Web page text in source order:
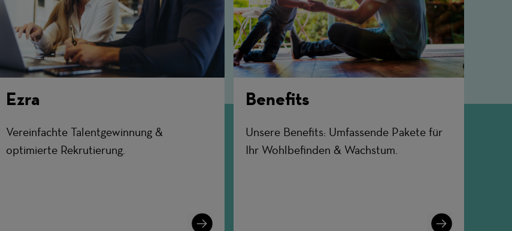
Ezra
Vereinfachte Talentgewinnung &
optimierte Rekrutierung.
Learn
Benefits
Unsere Benefits: Umfassende Pakete für
Ihr Wohlbefinden & Wachstum.
Learn